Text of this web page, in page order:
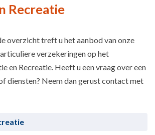
Recreatie
overzicht treft u het aanbod van onze
verzekeringen op het
en Recreatie. Heeft u een vraag over een
diensten? Neem dan gerust contact met